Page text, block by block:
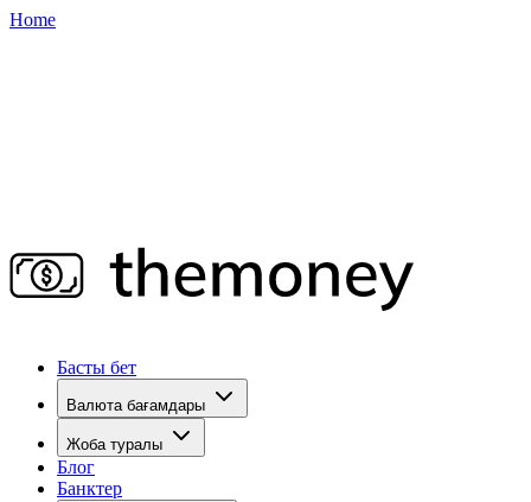
Home
Басты бет
Валюта бағамдары
Жоба туралы
Блог
Банктер